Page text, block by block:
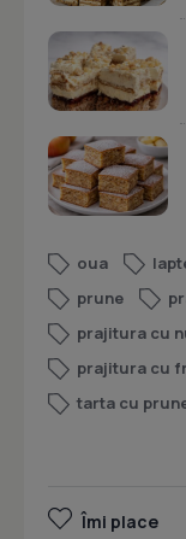
oua
prune
prajitura cu
prajitura cu
tarta cu
Îmi place